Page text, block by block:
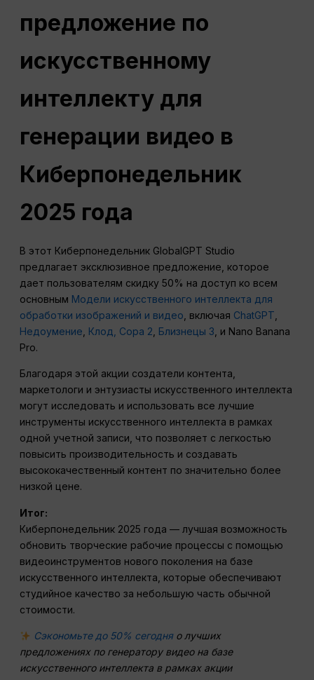
предложение по
искусственному
интеллекту для
генерации видео в
Киберпонедельник
2025 года
В этот Киберпонедельник GlobalGPT Studio
предлагает эксклюзивное предложение, которое
дает пользователям скидку 50% на доступ ко всем
основным Модели искусственного интеллекта для
обработки изображений и видео , включая ChatGPT
Недоумение Клод, Сора 2 Близнецы 3 , и Nano Banana
Pro.
Благодаря этой акции создатели контента,
маркетологи и энтузиасты искусственного интеллекта
могут исследовать и использовать все лучшие
инструменты искусственного интеллекта в рамках
одной учетной записи, что позволяет с легкостью
повысить производительность и создавать
высококачественный контент по значительно более
низкой цене.
Итог:
Киберпонедельник 2025 года — лучшая возможность
обновить творческие рабочие процессы с помощью
видеоинструментов нового поколения на базе
искусственного интеллекта, которые обеспечивают
студийное качество за небольшую часть обычной
стоимости.
Сэкономьте до 50% сегодняо лучших
предложениях по генератору видео на базе
искусственного интеллекта в рамках акции